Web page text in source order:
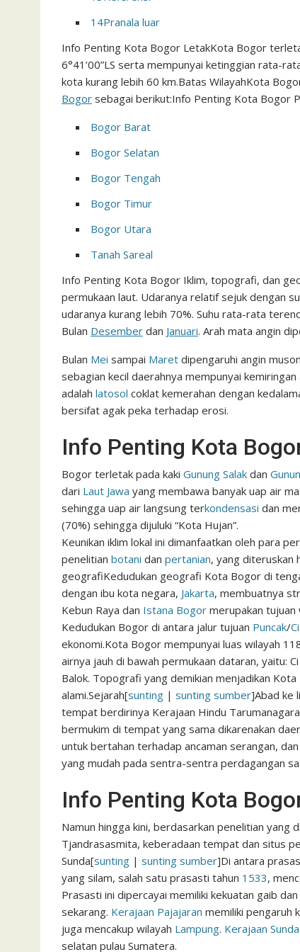
14Pranala luar
Info Penting Kota Bogor LetakKota Bogor
6°41’00”LS serta mempunyai ketinggian rata-
kota kurang lebih 60 km.Batas WilayahKota
Bogor sebagai berikut:Info Penting Kota Bogor
Bogor Barat
Bogor Selatan
Bogor Tengah
Bogor Timur
Bogor Utara
Tanah Sareal
Info Penting Kota Bogor Iklim, topografi, dan
permukaan laut. Udaranya relatif sejuk dengan
udaranya kurang lebih 70%. Suhu rata-rata
Bulan Desember dan Januari. Arah mata angin
Bulan Mei sampai Maret dipengaruhi angin
sebagian kecil daerahnya mempunyai
adalah latosol coklat kemerahan dengan
bersifat agak peka terhadap erosi.
Info Penting Kota
Bogor terletak pada kaki Gunung Salak dan
dari Laut Jawa yang membawa banyak uap air
sehingga uap air langsung terkondensasi dan
(70%) sehingga dijuluki “Kota Hujan”.
Keunikan iklim lokal ini dimanfaatkan oleh para
penelitian botani dan pertanian, yang diteruskan
geografiKedudukan geografi Kota Bogor di
dengan ibu kota negara, Jakarta, membuatnya
Kebun Raya dan Istana Bogor merupakan tujuan
Kedudukan Bogor di antara jalur tujuan Puncak/
ekonomi.Kota Bogor mempunyai luas wilayah
airnya jauh di bawah permukaan dataran, yaitu:
Balok. Topografi yang demikian menjadikan
alami.Sejarah[sunting | sunting sumber]Abad ke
tempat berdirinya Kerajaan Hindu
bermukim di tempat yang sama dikarenakan
untuk bertahan terhadap ancaman serangan,
yang mudah pada sentra-sentra perdagangan
Info Penting Kota
Namun hingga kini, berdasarkan penelitian
Tjandrasasmita, keberadaan tempat dan situs
Sunda[sunting | sunting sumber]Di antara
yang silam, salah satu prasasti tahun 1533,
Prasasti ini dipercayai memiliki kekuatan gaib
sekarang. Kerajaan Pajajaran memiliki pengaruh
juga mencakup wilayah Lampung. Kerajaan Sunda
selatan pulau Sumatera.